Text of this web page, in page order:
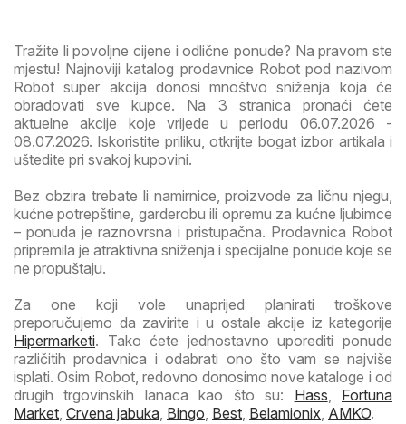
Tražite li povoljne cijene i odlične ponude? Na pravom ste
mjestu! Najnoviji katalog prodavnice Robot pod nazivom
Robot super akcija donosi mnoštvo sniženja koja će
obradovati sve kupce. Na 3 stranica pronaći ćete
aktuelne akcije koje vrijede u periodu 06.07.2026 -
08.07.2026. Iskoristite priliku, otkrijte bogat izbor artikala i
uštedite pri svakoj kupovini.
Bez obzira trebate li namirnice, proizvode za ličnu njegu,
kućne potrepštine, garderobu ili opremu za kućne ljubimce
– ponuda je raznovrsna i pristupačna. Prodavnica Robot
pripremila je atraktivna sniženja i specijalne ponude koje se
ne propuštaju.
Za one koji vole unaprijed planirati troškove
preporučujemo da zavirite i u ostale akcije iz kategorije
Hipermarketi. Tako ćete jednostavno uporediti ponude
različitih prodavnica i odabrati ono što vam se najviše
isplati. Osim Robot, redovno donosimo nove kataloge i od
drugih trgovinskih lanaca kao što su: Hass, Fortuna
Market, Crvena jabuka, Bingo, Best, Belamionix, AMKO.